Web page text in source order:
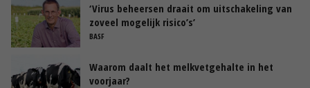
‘Virus beheersen draait om uitschakeling van
zoveel mogelijk risico’s’
BASF
Waarom daalt het melkvetgehalte in het
voorjaar?